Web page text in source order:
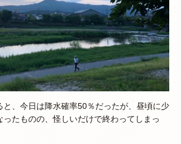
と、今日は降水確率50％だったが、昼頃に少
ったものの、怪しいだけで終わってしまっ